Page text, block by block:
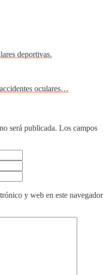
deportivas.
oculares…
será publicada. Los campos
y web en este navegador